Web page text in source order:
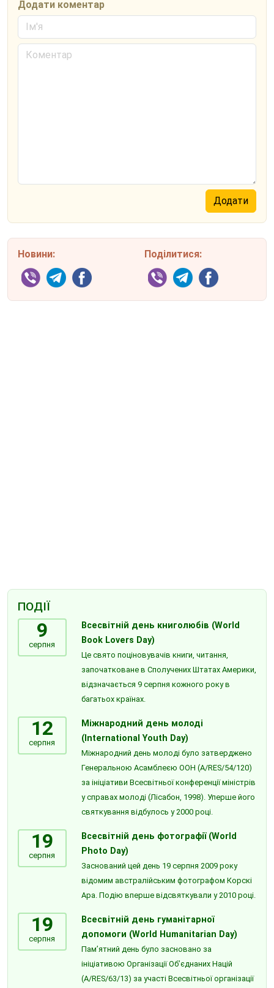
Додати коментар
Новини: Поділитися:
ПОДІЇ
9
серпня
Всесвітній день книголюбів (World
Book Lovers Day)
Це свято поціновувачів книги, читання,
започатковане в Сполучених Штатах Америки,
відзначається 9 серпня кожного року в
багатьох країнах.
12
серпня
Міжнародний день молоді
(International Youth Day)
Міжнародний день молоді було затверджено
Генеральною Асамблеєю ООН (A/RES/54/120)
за ініціативи Всесвітньої конференції міністрів
у справах молоді (Лісабон, 1998). Уперше його
святкування відбулось у 2000 році.
19
серпня
Всесвітній день фотографії (World
Photo Day)
Заснований цей день 19 серпня 2009 року
відомим австралійським фотографом Корскі
Ара. Подію вперше відсвяткували у 2010 році.
19
серпня
Всесвітній день гуманітарної
допомоги (World Humanitarian Day)
Пам’ятний день було засновано за
ініціативою Організації Об’єднаних Націй
(A/RES/63/13) за участі Всесвітньої організації